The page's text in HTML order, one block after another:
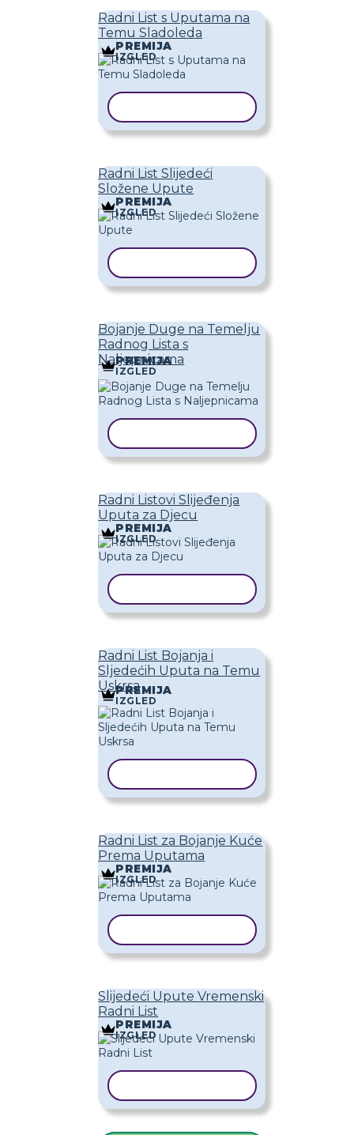
Radni List s Uputama na
Temu Sladoleda
PREMIJA
IZGLED
Radni List Slijedeći
Složene Upute
PREMIJA
IZGLED
Bojanje Duge na Temelju
Radnog Lista s
Naljepnicama
PREMIJA
IZGLED
Radni Listovi Slijeđenja
Uputa za Djecu
PREMIJA
IZGLED
Radni List Bojanja i
Sljedećih Uputa na Temu
Uskrsa
PREMIJA
IZGLED
Radni List za Bojanje Kuće
Prema Uputama
PREMIJA
IZGLED
Slijedeći Upute Vremenski
Radni List
PREMIJA
IZGLED